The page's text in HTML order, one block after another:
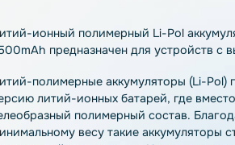
Описание Характеристики
Литий-ионный полимерный Li-Pol
2500mAh предназначен для